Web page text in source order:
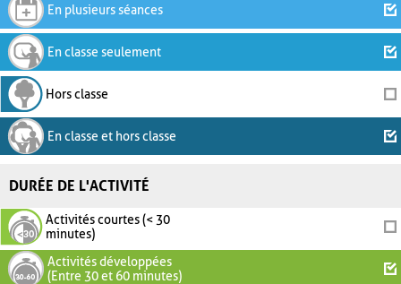
En plusieurs séances
En classe seulement
Hors classe
En classe et hors classe
DURÉE DE L'ACTIVITÉ
Activités courtes (< 30
minutes)
Activités développées
(Entre 30 et 60 minutes)